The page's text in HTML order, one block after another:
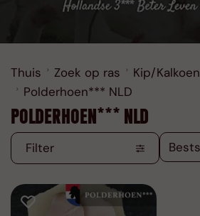
Thuis Zoek op ras
Kip/Kalkoen
Polderhoen*** NLD
POLDERHOEN*** NLD
Filter